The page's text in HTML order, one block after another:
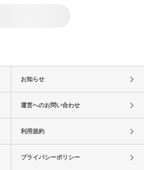
お知らせ
運営へのお問い合わせ
利用規約
プライバシーポリシー